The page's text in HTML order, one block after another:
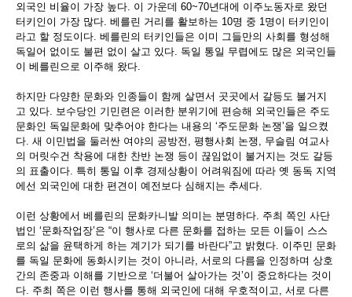
외국인 비율이 가장 높다. 이 가운데 60~70년대에 이주노동자로 왔던
터키인이 가장 많다. 베를린 거리를 활보하는 10명 중 1명이 터키인이
라고 할 정도이다. 베를린의 터키인들은 이미 그들만의 사회를 형성해
독일어 없이도 불편 없이 살고 있다. 독일 통일 무렵에도 많은 외국인들
이 베를린으로 이주해 왔다.
하지만 다양한 문화와 인종들이 함께 살면서 곳곳에서 갈등도 불거지
고 있다. 보수당인 기민련은 이러한 분위기에 편승해 외국인들은 주도
문화인 독일문화에 맞추어야 한다는 내용의 ‘주도문화 논쟁’을 일으켰
다. 새 이민법을 둘러싼 여야의 공방전, 평행사회 논쟁, 무슬림 여교사
의 머릿수건 착용에 대한 찬반 논쟁 등이 끊임없이 불거지는 것도 갈등
의 표출이다. 특히 통일 이후 경제상황이 어려워짐에 따라 옛 동독 지역
에선 외국인에 대한 편견이 예전보다 심해지는 추세다.
이런 상황에서 베를린의 문화카니발 의미는 분명하다. 주최 쪽인 사단
법인 ‘문화작업장’은 “이 행사로 다른 문화를 접하는 모든 이들이 스스
로의 삶을 윤택하게 하는 계기가 되기를 바란다”고 밝혔다. 이주민 문화
를 독일 문화에 동화시키는 것이 아니라, 서로의 다름을 인정하며 상호
간의 존중과 이해를 기반으로 ‘더불어 살아가는 것’이 중요하다는 것이
다. 주최 쪽은 이런 행사를 통해 외국인에 대해 우호적이고, 서로 다른